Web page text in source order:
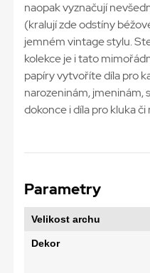
naopak vyznačují
(kralují zde odstíny
jemném vintage stylu.
kolekce je i tato
papíry vytvoříte díla pro
narozeninám, jmeninám,
dokonce i díla pro kluka či
Parametry
Velikost archu
Dekor